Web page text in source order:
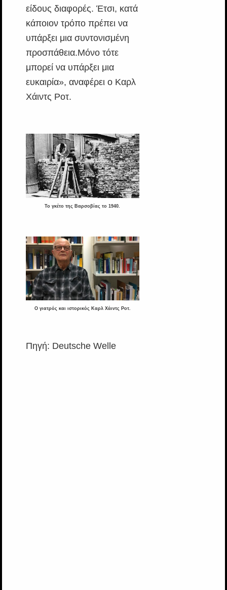
είδους διαφορές. Έτσι, κατά
κάποιον τρόπο πρέπει να
υπάρξει μια συντονισμένη
προσπάθεια.Μόνο τότε
μπορεί να υπάρξει μια
ευκαιρία», αναφέρει ο Καρλ
Χάιντς Ροτ.
To γκέτο της Βαρσοβίας το 1940.
Ο γιατρός και ιστορικός Καρλ Χάιντς Ροτ.
Πηγή: Deutsche Welle